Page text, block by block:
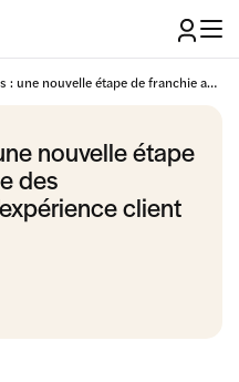
Sans Contact Plus : une nouvelle étape de franchie au service des commerçants et de l’expérience client
nouvelle étape
des
client